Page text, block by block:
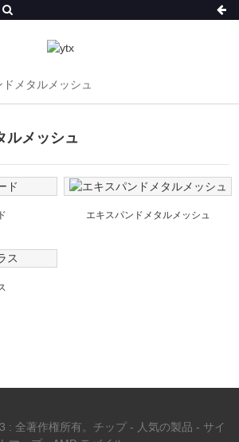
メタルメッシュ
ルメッシュ
エキスパンドメタルメッシュ
全著作権所有。 チップ - 人気の製品 - サイ